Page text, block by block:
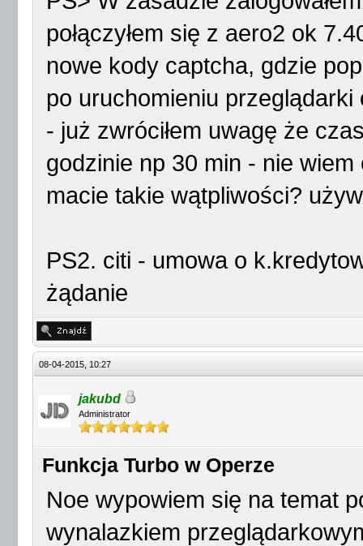
połączyłem się z aero2 ok
nowe kody captcha, gdzie
po uruchomieniu przeglądarki
- już zwróciłem uwagę że
godzinie np 30 min - nie
macie takie wątpliwości?
PS2. citi - umowa o
żądanie
08-04-2015, 10:27
jakubd
Administrator
Funkcja Turbo w Operze
Noe wypowiem się na temat
wynalazkiem